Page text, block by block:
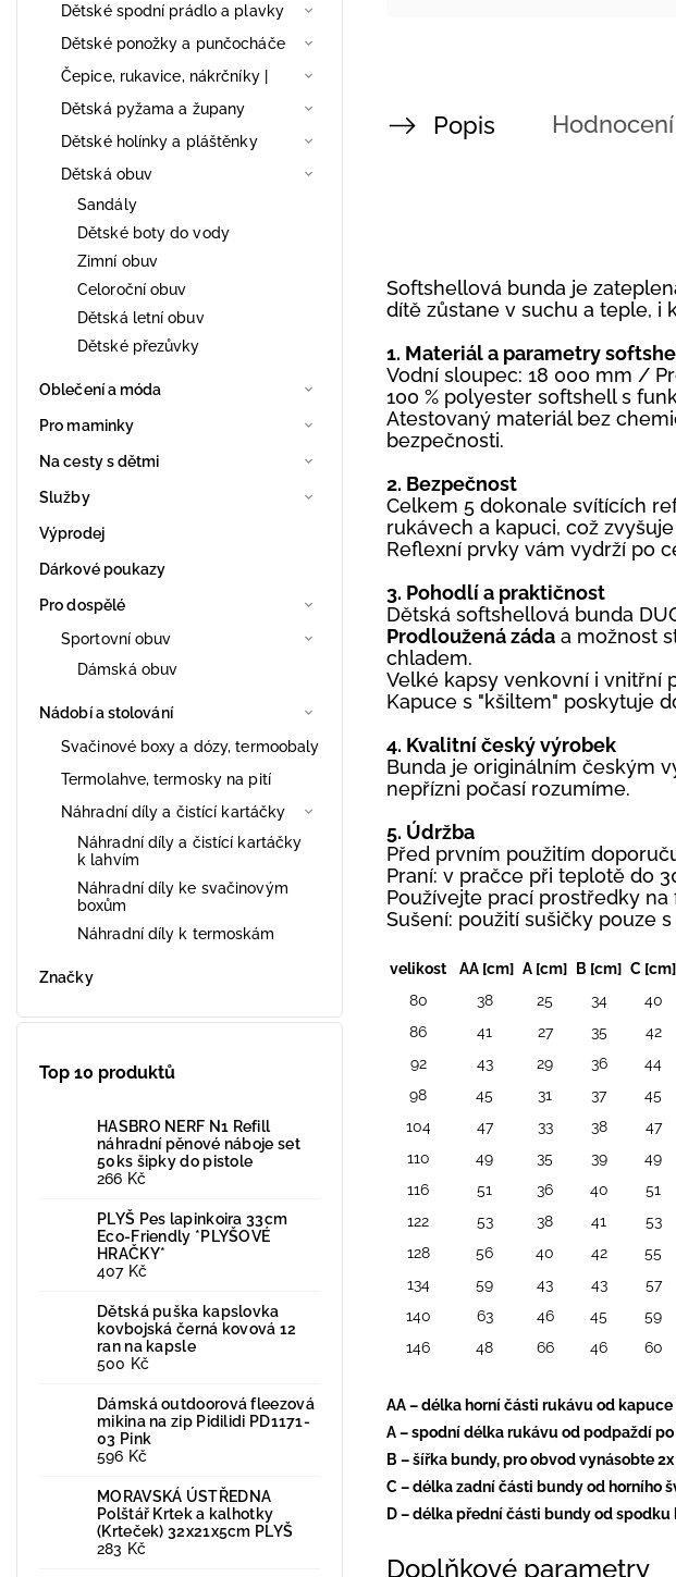
Dětské spodní prádlo a plavky
Dětské ponožky a punčocháče
Čepice, rukavice, nákrčníky |
Dětská pyžama a župany
Dětské holínky a pláštěnky
Dětská obuv
Sandály
Dětské boty do vody
Zimní obuv
Celoroční obuv
Dětská letní obuv
Dětské přezůvky
Oblečení a móda
Pro maminky
Na cesty s dětmi
Služby
Výprodej
Dárkové poukazy
Pro dospělé
Sportovní obuv
Dámská obuv
Nádobí a stolování
Svačinové boxy a dózy, termoobaly
Termolahve, termosky na pití
Náhradní díly a čistící kartáčky
Náhradní díly a čistící kartáčky
k lahvím
Náhradní díly ke svačinovým
boxům
Náhradní díly k termoskám
Značky
Top 10 produktů
HASBRO NERF N1 Refill
náhradní pěnové náboje set
50ks šipky do pistole
266 Kč
PLYŠ Pes lapinkoira 33cm
Eco-Friendly *PLYŠOVÉ
HRAČKY*
407 Kč
Dětská puška kapslovka
kovbojská černá kovová 12
ran na kapsle
500 Kč
Dámská outdoorová fleezová
mikina na zip Pidilidi PD1171-
03 Pink
596 Kč
MORAVSKÁ ÚSTŘEDNA
Polštář Krtek a kalhotky
(Krteček) 32x21x5cm PLYŠ
283 Kč
Popis Hodnocení
Softshellová bunda je
dítě zůstane v suchu a teple, i
1. Materiál a parametry
Vodní sloupec: 18 000 mm /
100 % polyester softshell s
Atestovaný materiál bez
bezpečnosti.
2. Bezpečnost
Celkem 5 dokonale svítících
rukávech a kapuci, což
Reflexní prvky vám vydrží po
3. Pohodlí a praktičnost
Dětská softshellová bunda
Prodloužená záda a možnost
chladem.
Velké kapsy venkovní i vnitřní
Kapuce s "kšiltem" poskytuje
4. Kvalitní český výrobek
Bunda je originálním českým
nepřízni počasí rozumíme.
5. Údržba
Před prvním použitím
Praní: v pračce při teplotě do
Používejte prací prostředky
Sušení: použití sušičky pouze
velikost AA [cm] A [cm] B [cm] C [cm]
80
38 25 34 40
86
41 27 35 42
92
43 29 36 44
98
45 31 37 45
104
47 33 38 47
110
49 35 39 49
116
51 36 40 51
122
53 38 41 53
128
56 40 42 55
134
59 43 43 57
140
63 46 45 59
146
48 66 46 60
AA – délka horní části rukávu od
A – spodní délka rukávu od podpaždí
B – šířka bundy, pro obvod vynásobte 2x
C – délka zadní části bundy od horního
D – délka přední části bundy od
Doplňkové parametry